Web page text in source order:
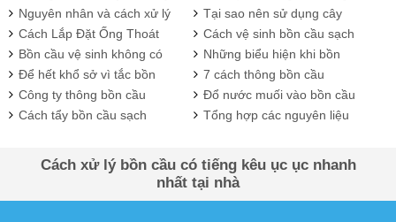
nhanh chóng
năm
Tín - Giá Rẻ, Ưu đãi hấp
dẫn
hơi thông tắc bồn cầu
Nguyên nhân và cách xử lý
bồn cầu bị trào nước
Tại sao nên sử dụng cây
thông tắc bồn cầu thông
minh?
Cách Lắp Đặt Ống Thoát
Bồn Cầu Đơn Giản, Chuẩn
Kỹ Thuật
Cách vệ sinh bồn cầu sạch
khuẩn 100%, trắng bóng
như mới
Bồn cầu vệ sinh không có
nước.
Những biểu hiện khi bồn
cầu bị nghẹt và cách xử lý
Để hết khổ sở vì tắc bồn
cầu – lưu ý 5 việc sau đây!
7 cách thông bồn cầu
nhanh nhất hiện nay
Công ty thông bồn cầu
nghẹt giá rẻ
Đổ nước muối vào bồn cầu
có sao không?
Cách tẩy bồn cầu sạch
Tổng hợp các nguyên liệu
Cách xử lý bồn cầu có tiếng kêu ục ục nhanh
nhất tại nhà